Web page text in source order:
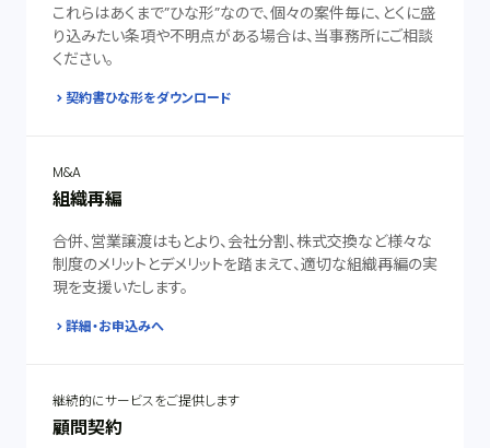
これらはあくまで”ひな形”なので、個々の案件毎に、とくに盛
り込みたい条項や不明点がある場合は、当事務所にご相談
ください。
契約書ひな形をダウンロード
M&A
組織再編
合併、営業譲渡はもとより、会社分割、株式交換など様々な
制度のメリットとデメリットを踏まえて、適切な組織再編の実
現を支援いたします。
詳細・お申込みへ
継続的にサービスをご提供します
顧問契約